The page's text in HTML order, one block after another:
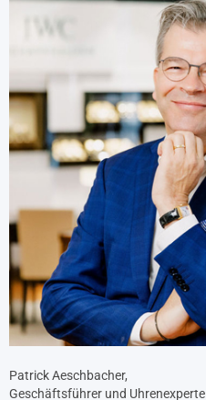
Patrick Aeschbacher,
Geschäftsführer und Uhrenexperte